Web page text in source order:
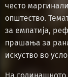
често
општество.
за емпатија,
прашања за
искуство во